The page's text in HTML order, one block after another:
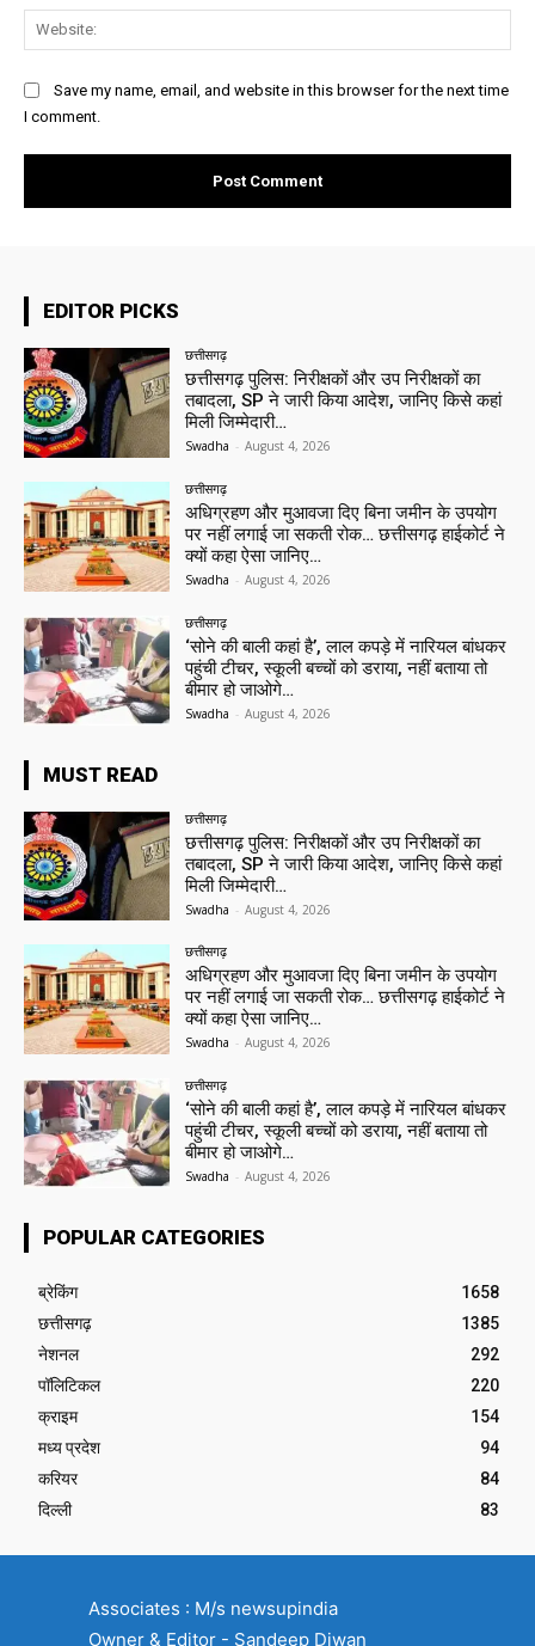
Save my name, email, and website in this browser for the next time
I comment.
EDITOR PICKS
छत्तीसगढ़
छत्तीसगढ़ पुलिस: निरीक्षकों और उप निरीक्षकों का
तबादला, SP ने जारी किया आदेश, जानिए किसे कहां
मिली जिम्मेदारी…
Swadha - August 4, 2026
छत्तीसगढ़
अधिग्रहण और मुआवजा दिए बिना जमीन के उपयोग
पर नहीं लगाई जा सकती रोक… छत्तीसगढ़ हाईकोर्ट ने
क्यों कहा ऐसा जानिए…
Swadha - August 4, 2026
छत्तीसगढ़
‘सोने की बाली कहां है’, लाल कपड़े में नारियल बांधकर
पहुंची टीचर, स्कूली बच्चों को डराया, नहीं बताया तो
बीमार हो जाओगे…
Swadha - August 4, 2026
MUST READ
छत्तीसगढ़
छत्तीसगढ़ पुलिस: निरीक्षकों और उप निरीक्षकों का
तबादला, SP ने जारी किया आदेश, जानिए किसे कहां
मिली जिम्मेदारी…
Swadha - August 4, 2026
छत्तीसगढ़
अधिग्रहण और मुआवजा दिए बिना जमीन के उपयोग
पर नहीं लगाई जा सकती रोक… छत्तीसगढ़ हाईकोर्ट ने
क्यों कहा ऐसा जानिए…
Swadha - August 4, 2026
छत्तीसगढ़
‘सोने की बाली कहां है’, लाल कपड़े में नारियल बांधकर
पहुंची टीचर, स्कूली बच्चों को डराया, नहीं बताया तो
बीमार हो जाओगे…
Swadha - August 4, 2026
POPULAR CATEGORIES
ब्रेकिंग
1658
छत्तीसगढ़
1385
नेशनल
292
पॉलिटिकल
220
क्राइम
154
मध्य प्रदेश
94
करियर
84
दिल्ली
83
Associates : M/s newsupindia
Owner & Editor - Sandeep Diwan